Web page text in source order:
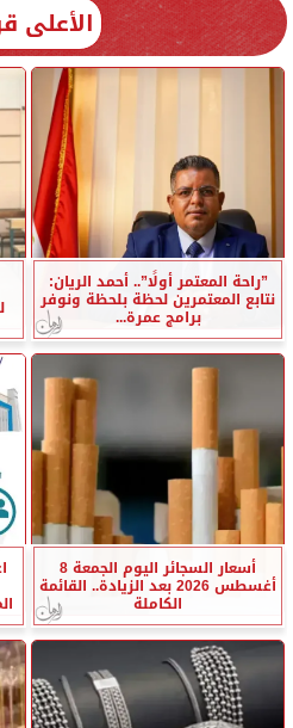
الأعلى
”راحة المعتمر أولًا”.. أحمد الريان:
نتابع المعتمرين لحظة بلحظة ونوفر
برامج عمرة...
أسعار السجائر اليوم الجمعة 8
أغسطس 2026 بعد الزيادة.. القائمة
الكاملة